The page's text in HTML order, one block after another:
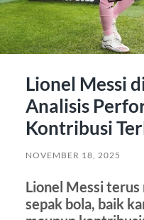
Lionel Messi
Analisis
Kontribusi
NOVEMBER 18, 2025
Lionel Messi
sepak bola, baik